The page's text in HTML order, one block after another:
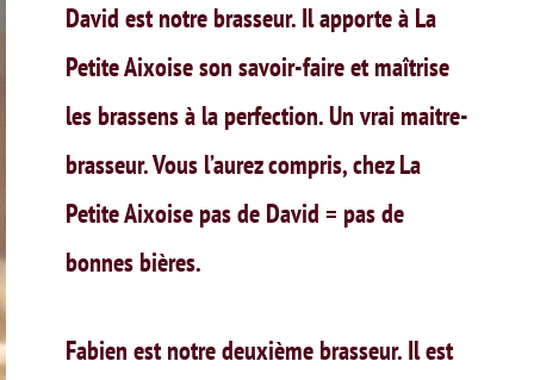
David est notre brasseur. Il apporte à La
Petite Aixoise son savoir-faire et maîtrise
les brassens à la perfection. Un vrai maitre-
brasseur. Vous l’aurez compris, chez La
Petite Aixoise pas de David = pas de
bonnes bières.
Fabien est notre deuxième brasseur. Il est